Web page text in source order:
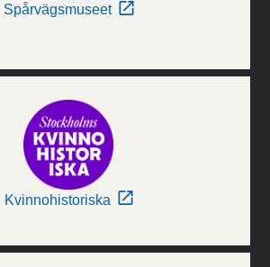
Spårvägsmuseet
Kvinnohistoriska